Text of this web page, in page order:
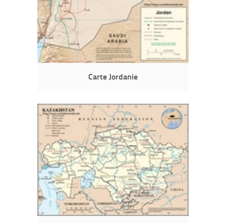
Carte Jordanie